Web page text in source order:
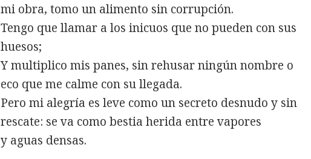
mi obra, tomo un alimento sin corrupción.
Tengo que llamar a los inicuos que no pueden con sus
huesos;
Y multiplico mis panes, sin rehusar ningún nombre o
eco que me calme con su llegada.
Pero mi alegría es leve como un secreto desnudo y sin
rescate: se va como bestia herida entre vapores
y aguas densas.